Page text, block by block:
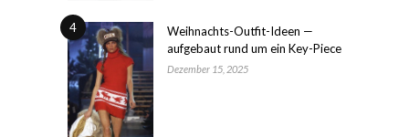
4
Weihnachts-Outfit-Ideen —
aufgebaut rund um ein Key-Piece
Dezember 15, 2025